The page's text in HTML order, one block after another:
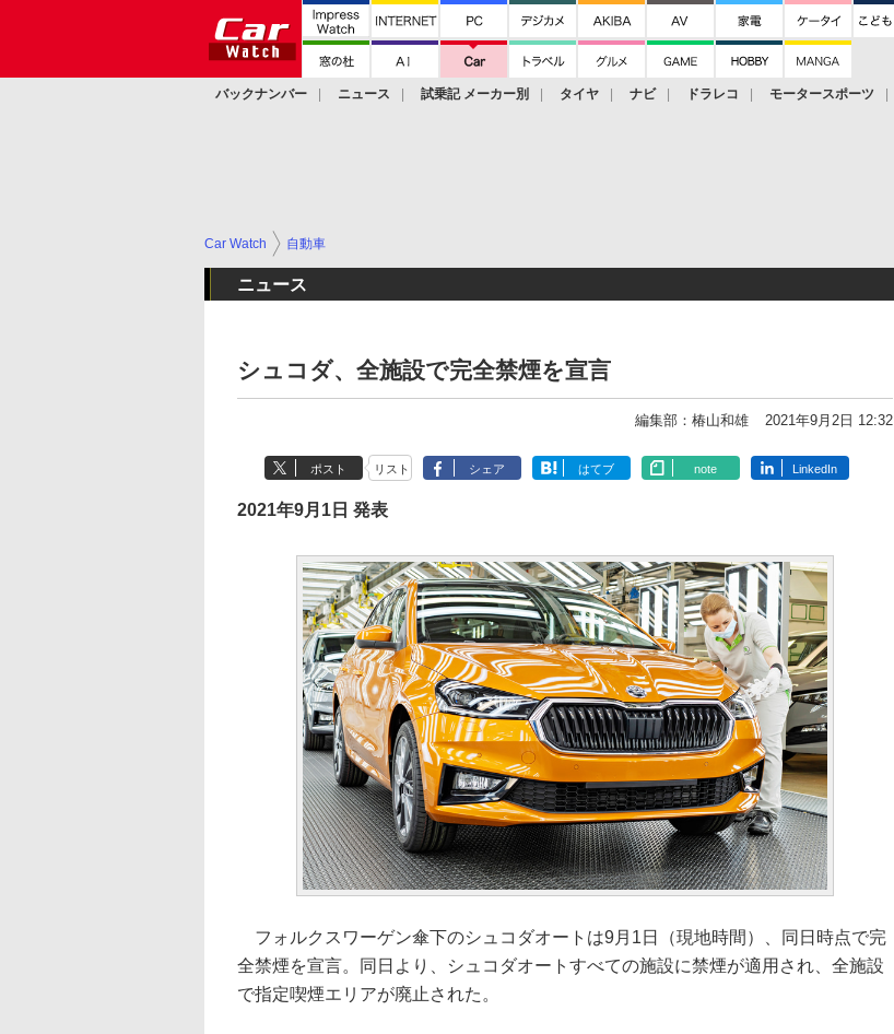
バックナンバー ニュース 試乗記 メーカー別 タイヤ ナビ ドラレコ モータースポーツ
Car Watch 自動車
ニュース
シュコダ、全施設で完全禁煙を宣言
編集部：椿山和雄 2021年9月2日 12:32
ポスト リスト シェア はてブ note LinkedIn
2021年9月1日 発表
フォルクスワーゲン傘下のシュコダオートは9月1日（現地時間）、同日時点で完
全禁煙を宣言。同日より、シュコダオートすべての施設に禁煙が適用され、全施設
で指定喫煙エリアが廃止された。